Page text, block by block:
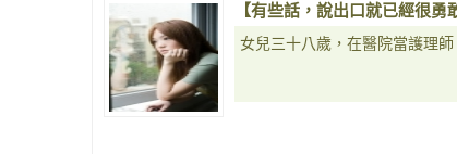
【有些話，說出口就已經很勇
女兒三十八歲，在醫院當護理